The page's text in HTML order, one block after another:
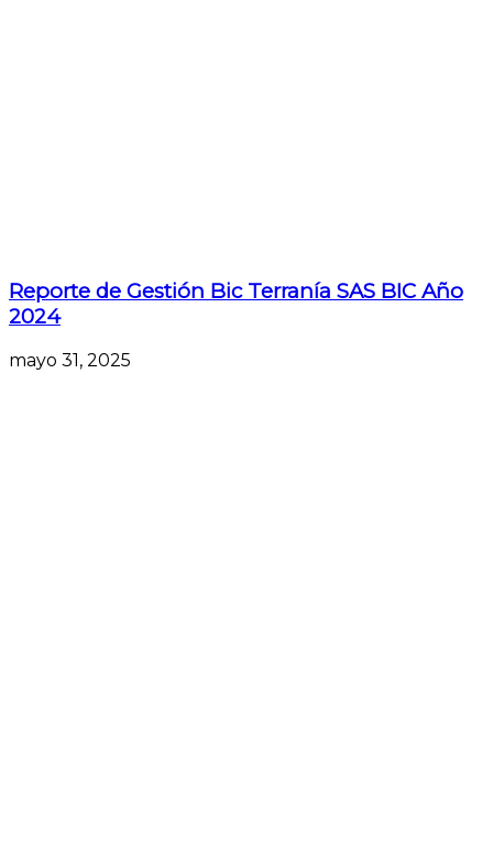
Reporte de Gestión Bic Terranía SAS BIC Año
2024
mayo 31, 2025